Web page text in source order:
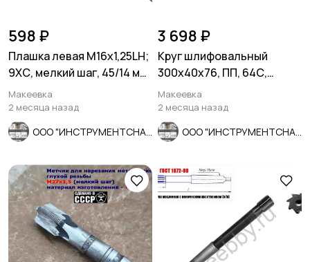
598 ₽
Плашка левая М16х1,25LH;
9ХС, мелкий шаг, 45/14 мм,
ГОСТ 7740-71.
Макеевка
2 месяца назад
3 698 ₽
Круг шлифовальный
300х40х76, ПП, 64С,
зеленый, 40 СМ1, K-L V, ср
зерно
Макеевка
2 месяца назад